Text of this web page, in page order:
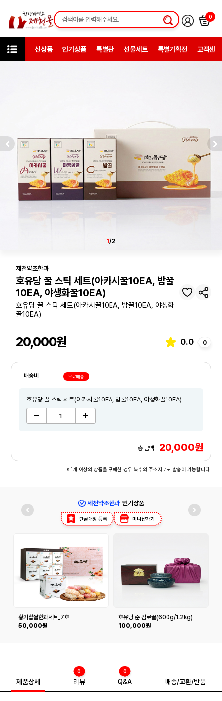
0
신상품 인기상품 특별관 선물세트 특별기획전 고객센터
1/2
제천약초한과
호유당 꿀 스틱 세트(아카시꿀10EA, 밤꿀
10EA, 야생화꿀10EA)
호유당 꿀 스틱 세트(아카시꿀10EA, 밤꿀10EA, 야생화
꿀10EA)
20,000원 0.0 0
배송비 무료배송
호유당 꿀 스틱 세트(아카시꿀10EA, 밤꿀10EA, 야생화꿀10EA)
총 금액 20,000원
※ 1개 이상의 상품을 구매한 경우 복수의 주소지로도 발송이 가능합니다.
제천약초한과 인기상품
단골매장 등록 미니샵가기
황기찹쌀한과세트_7호
50,000원
호유당 순 감로꿀(600g/1.2kg)
100,000원
제품상세 리뷰
0
Q&A
0
배송/교환/반품